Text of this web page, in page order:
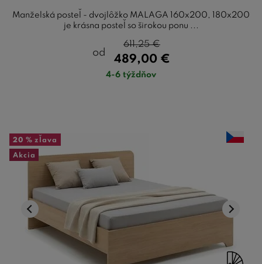
Manželská posteľ - dvojlôžko MALAGA 160x200, 180x200
je krásna posteľ so širokou ponu ...
od
489,00 €
611,25€
4-6 týždňov
20 % zľava
Akcia